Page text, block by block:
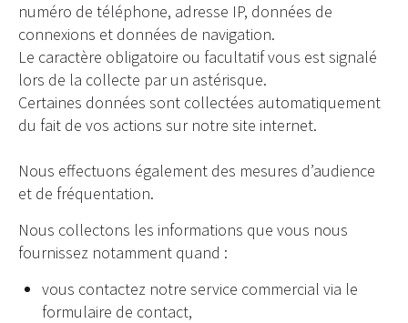
numéro de téléphone, adresse IP, données de
connexions et données de navigation.
Le caractère obligatoire ou facultatif vous est signalé
lors de la collecte par un astérisque.
Certaines données sont collectées automatiquement
du fait de vos actions sur notre site internet.
Nous effectuons également des mesures d’audience
et de fréquentation.
Nous collectons les informations que vous nous
fournissez notamment quand :
vous contactez notre service commercial via le
formulaire de contact,